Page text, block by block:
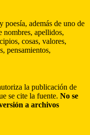
poesía, además de uno de
nombres, apellidos,
cosas, valores,
pensamientos,
la publicación de
se cite la fuente. No se
a archivos